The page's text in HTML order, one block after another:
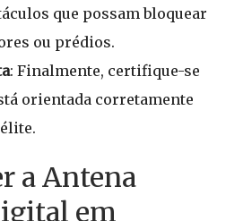
que possam bloquear
ou prédios.
: Finalmente, certifique-se
orientada corretamente
a Antena
em